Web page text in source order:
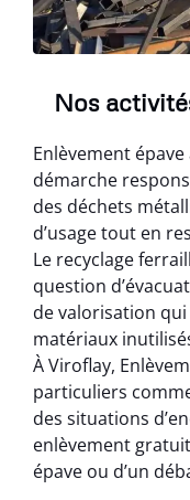
Nos
Enlèvement
démarche
des déchets
d’usage tout en
Le recyclage
question
de valorisation
matériaux
À Viroflay,
particuliers
des situations
enlèvement
épave ou d’un